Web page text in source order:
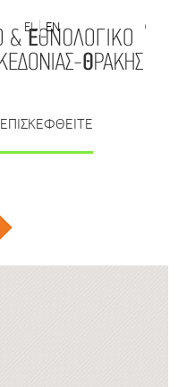
EL
EN | TR | BU | RO
ΕΠΙΣΚΕΦΘΕΙΤΕ
/